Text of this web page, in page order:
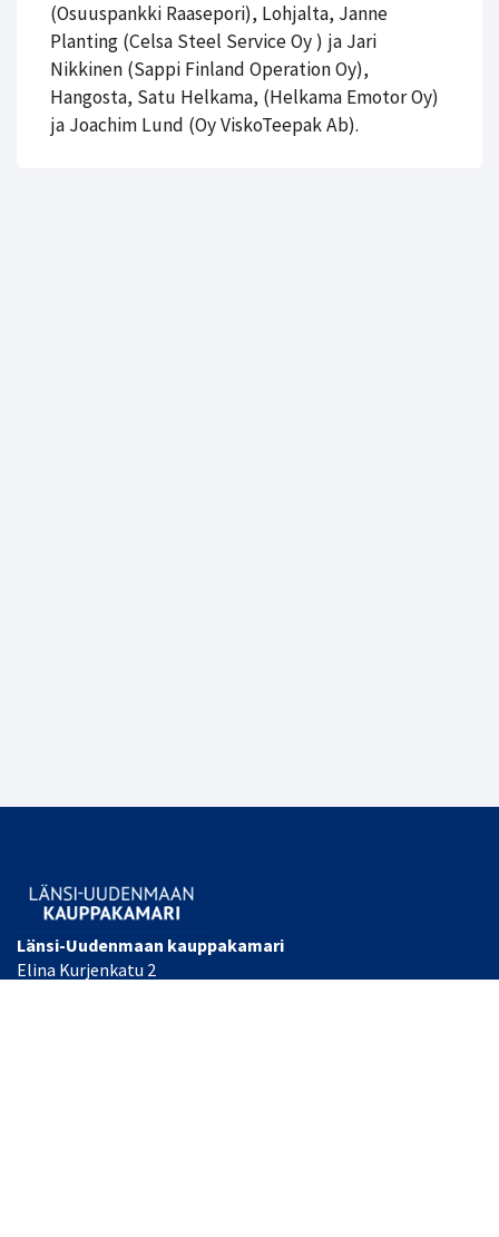
(Osuuspankki Raasepori), Lohjalta, Janne
Planting (Celsa Steel Service Oy ) ja Jari
Nikkinen (Sappi Finland Operation Oy),
Hangosta, Satu Helkama, (Helkama Emotor Oy)
ja Joachim Lund (Oy ViskoTeepak Ab).
Länsi-Uudenmaan kauppakamari
Elina Kurjenkatu 2